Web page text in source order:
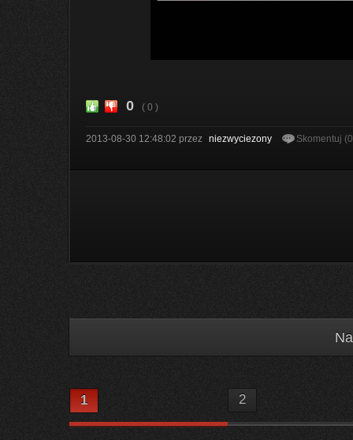
0 ( 0 )
2013-08-30 12:48:02 przez niezwyciezony Skomentuj
1 2